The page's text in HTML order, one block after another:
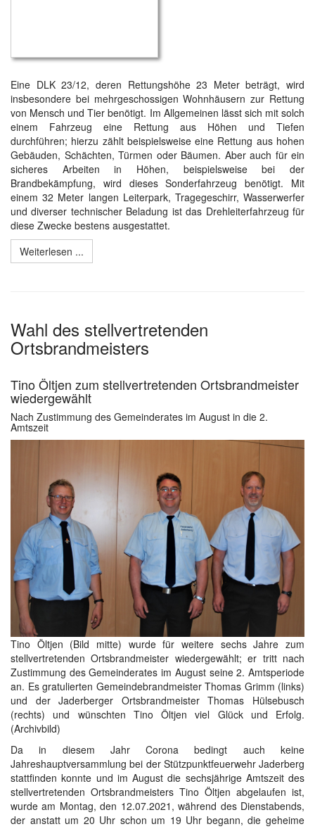
Eine DLK 23/12, deren Rettungshöhe 23 Meter beträgt, wird
insbesondere bei mehrgeschossigen Wohnhäusern zur Rettung
von Mensch und Tier benötigt. Im Allgemeinen lässt sich mit solch
einem Fahrzeug eine Rettung aus Höhen und Tiefen
durchführen; hierzu zählt beispielsweise eine Rettung aus hohen
Gebäuden, Schächten, Türmen oder Bäumen. Aber auch für ein
sicheres Arbeiten in Höhen, beispielsweise bei der
Brandbekämpfung, wird dieses Sonderfahrzeug benötigt. Mit
einem 32 Meter langen Leiterpark, Tragegeschirr, Wasserwerfer
und diverser technischer Beladung ist das Drehleiterfahrzeug für
diese Zwecke bestens ausgestattet.
Weiterlesen ...
Wahl des stellvertretenden
Ortsbrandmeisters
Tino Öltjen zum stellvertretenden Ortsbrandmeister
wiedergewählt
Nach Zustimmung des Gemeinderates im August in die 2.
Amtszeit
Tino Öltjen (Bild mitte) wurde für weitere sechs Jahre zum
stellvertretenden Ortsbrandmeister wiedergewählt; er tritt nach
Zustimmung des Gemeinderates im August seine 2. Amtsperiode
an. Es gratulierten Gemeindebrandmeister Thomas Grimm (links)
und der Jaderberger Ortsbrandmeister Thomas Hülsebusch
(rechts) und wünschten Tino Öltjen viel Glück und Erfolg.
(Archivbild)
Da in diesem Jahr Corona bedingt auch keine
Jahreshauptversammlung bei der Stützpunktfeuerwehr Jaderberg
stattfinden konnte und im August die sechsjährige Amtszeit des
stellvertretenden Ortsbrandmeisters Tino Öltjen abgelaufen ist,
wurde am Montag, den 12.07.2021, während des Dienstabends,
der anstatt um 20 Uhr schon um 19 Uhr begann, die geheime